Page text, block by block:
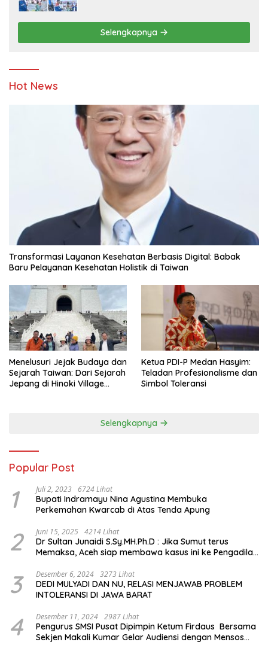
Pendidikan
Selengkapnya
Hot News
Transformasi Layanan Kesehatan Berbasis Digital: Babak
Baru Pelayanan Kesehatan Holistik di Taiwan
Menelusuri Jejak Budaya dan
Sejarah Taiwan: Dari Sejarah
Jepang di Hinoki Village
Ketua PDI-P Medan Hasyim:
Teladan Profesionalisme dan
Simbol Toleransi
Selengkapnya
Popular Post
1 Juli 2, 2023 6724 Lihat
Bupati Indramayu Nina Agustina Membuka
Perkemahan Kwarcab di Atas Tenda Apung
2 Juni 15, 2025 4214 Lihat
Dr Sultan Junaidi S.Sy.MH.Ph.D : Jika Sumut terus
Memaksa, Aceh siap membawa kasus ini ke Pengadilan
3 Desember 6, 2024 3273 Lihat
DEDI MULYADI DAN NU, RELASI MENJAWAB PROBLEM
INTOLERANSI DI JAWA BARAT
4 Desember 11, 2024 2987 Lihat
Pengurus SMSI Pusat Dipimpin Ketum Firdaus Bersama
Sekjen Makali Kumar Gelar Audiensi dengan Mensos